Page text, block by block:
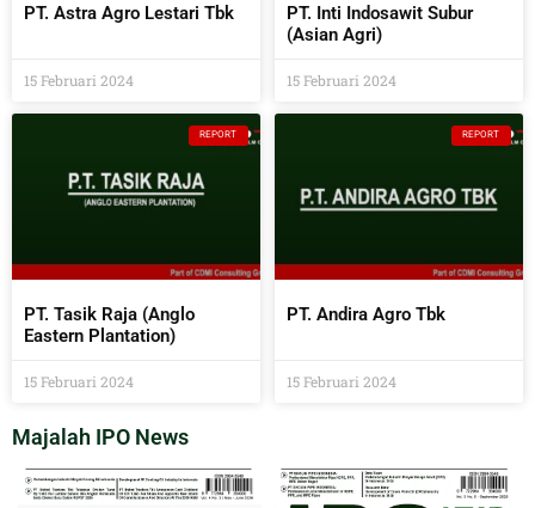
PT. Astra Agro Lestari Tbk
15 Februari 2024
PT. Inti Indosawit Subur
(Asian Agri)
15 Februari 2024
REPORT
PT. Tasik Raja (Anglo
Eastern Plantation)
15 Februari 2024
REPORT
PT. Andira Agro Tbk
15 Februari 2024
Majalah IPO News